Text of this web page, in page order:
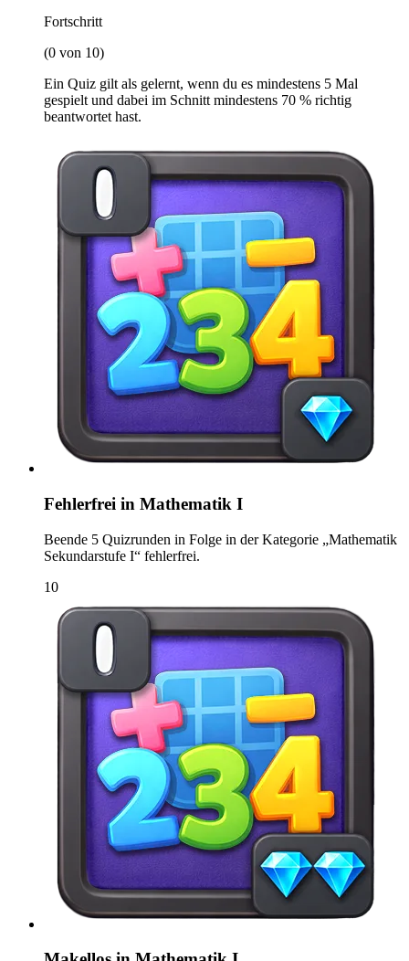
Fortschritt
(0 von 10)
Ein Quiz gilt als gelernt, wenn du es mindestens 5 Mal
gespielt und dabei im Schnitt mindestens 70 % richtig
beantwortet hast.
Fehlerfrei in Mathematik I
Beende 5 Quizrunden in Folge in der Kategorie „Mathematik
Sekundarstufe I“ fehlerfrei.
10